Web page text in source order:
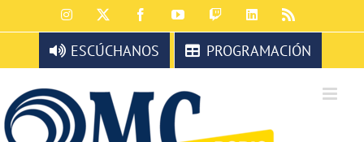
al
contenido
Instagram FacebookYouTubeTwitchLinkedIn
ESCÚCHANOS PROGRAMACIÓN